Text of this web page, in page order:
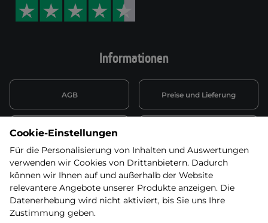
Informationen
AGB Preise und Lieferung
Datenschutzerklärung
Wiederufsbelehrung mit Link
zum Formular
Batterieentsorgung
Informationen zu Elektro-
und Elektonikgeräten
Widerruf erklären
Cookie-Einstellungen
Für die Personalisierung von Inhalten und Auswertungen
verwenden wir Cookies von Drittanbietern. Dadurch
können wir Ihnen auf und außerhalb der Website
relevantere Angebote unserer Produkte anzeigen. Die
Datenerhebung wird nicht aktiviert, bis Sie uns Ihre
Zustimmung geben.